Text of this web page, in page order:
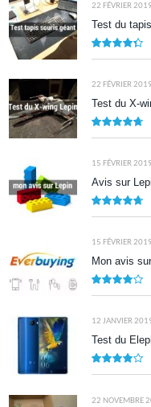
22 FÉVRIER 2019
Test du
22 FÉVRIER 2019
Test du X-
15 FÉVRIER 2019
Avis sur
15 FÉVRIER 2019
Mon avis
12 JANVIER
Test du
22 NOVEMBRE